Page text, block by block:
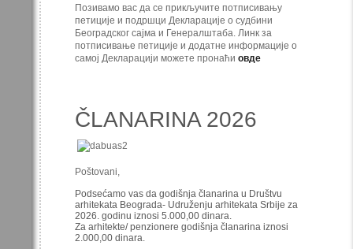
Позивамо вас да се прикључите потписивању
петиције и подршци Декларације о судбини
Београдског сајма и Генералштаба. Линк за
потписивање петиције и додатне информације о
самој Декларацији можете пронаћи овде
ČLANARINA 2026
Poštovani,
Podsećamo vas da godišnja članarina u Društvu
arhitekata Beograda- Udruženju arhitekata Srbije za
2026. godinu iznosi 5.000,00 dinara.
Za arhitekte/ penzionere godišnja članarina iznosi
2.000,00 dinara.